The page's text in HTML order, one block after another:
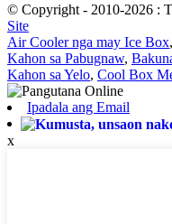
© Copyright - 2010-2026 :
Site
Air Cooler nga may Ice Box,
Kahon sa Pabugnaw,
Kahon sa Yelo, Cool Box
Ipadala ang Email
x